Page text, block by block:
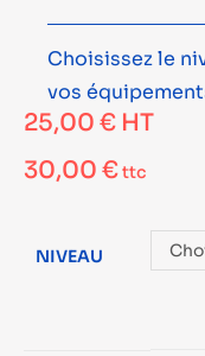
Choisissez le
vos
25,00 € HT
30,00 €ttc
NIVEAU